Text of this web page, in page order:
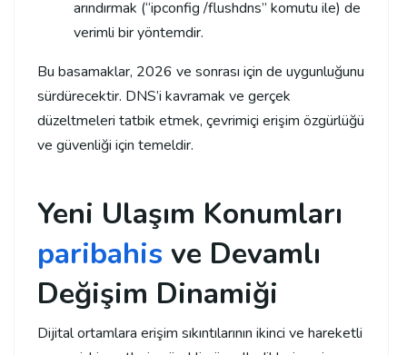
arındırmak (“ipconfig /flushdns” komutu ile) de
verimli bir yöntemdir.
Bu basamaklar, 2026 ve sonrası için de uygunluğunu
sürdürecektir. DNS’i kavramak ve gerçek
düzeltmeleri tatbik etmek, çevrimiçi erişim özgürlüğü
ve güvenliği için temeldir.
Yeni Ulaşım Konumları
paribahis ve Devamlı
Değişim Dinamiği
Dijital ortamlara erişim sıkıntılarının ikinci ve hareketli